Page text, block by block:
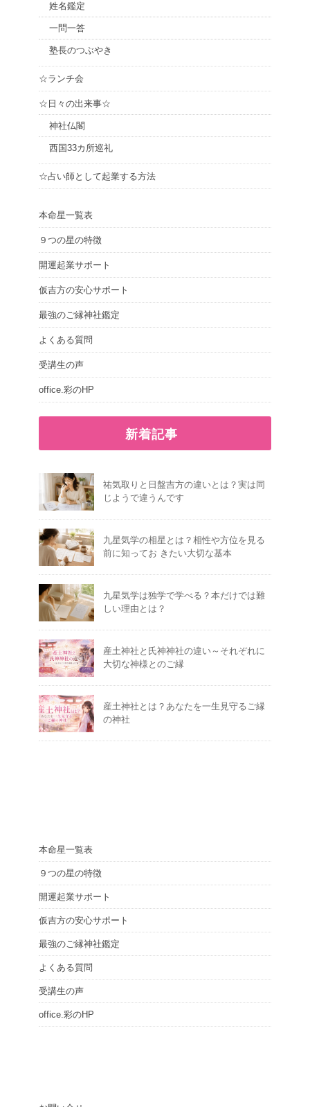
姓名鑑定
一問一答
塾長のつぶやき
☆ランチ会
☆日々の出来事☆
神社仏閣
西国33カ所巡礼
☆占い師として起業する方法
本命星一覧表
９つの星の特徴
開運起業サポート
仮吉方の安心サポート
最強のご縁神社鑑定
よくある質問
受講生の声
office.彩のHP
新着記事
祐気取りと日盤吉方の違いとは？実は同
じようで違うんです
九星気学の相星とは？相性や方位を見る
前に知ってお きたい大切な基本
九星気学は独学で学べる？本だけでは難
しい理由とは？
産土神社と氏神神社の違い～それぞれに
大切な神様とのご縁
産土神社とは？あなたを一生見守るご縁
の神社
本命星一覧表
９つの星の特徴
開運起業サポート
仮吉方の安心サポート
最強のご縁神社鑑定
よくある質問
受講生の声
office.彩のHP